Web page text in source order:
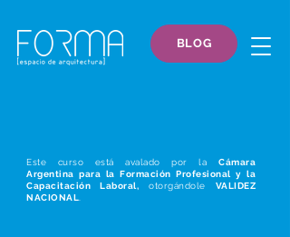
BLOG
Este curso está avalado por la Cámara
Argentina para la Formación Profesional y la
Capacitación Laboral, otorgándole VALIDEZ
NACIONAL